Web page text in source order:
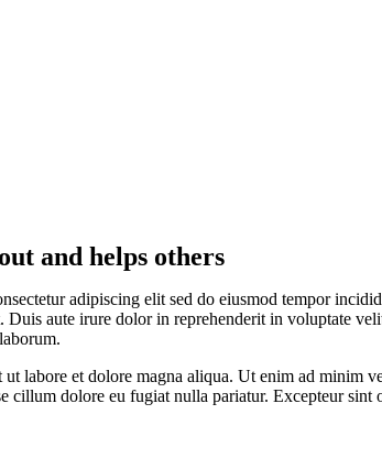
and helps others
adipiscing elit sed do eiusmod tempor
Duis aute irure dolor in reprehenderit in voluptate
labore et dolore magna aliqua. Ut enim ad minim
cillum dolore eu fugiat nulla pariatur. Excepteur